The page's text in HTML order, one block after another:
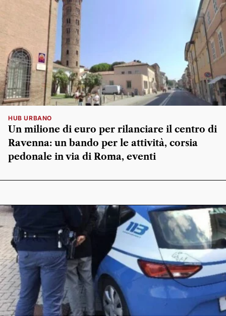
HUB URBANO
Un milione di euro per rilanciare il centro di
Ravenna: un bando per le attività, corsia
pedonale in via di Roma, eventi